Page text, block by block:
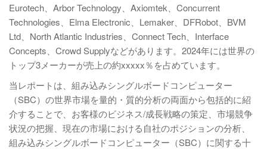
Eurotech、Arbor Technology、Axiomtek、Concurrent
Technologies、Elma Electronic、Lemaker、DFRobot、BVM
Ltd、North Atlantic Industries、Connect Tech、Interface
Concepts、Crowd Supplyなどがあります。2024年には世界の
トップ3メーカーが売上の約xxxxx％を占めています。
当レポートは、組み込みシングルボードコンピューター
（SBC）の世界市場を量的・質的分析の両面から包括的に紹
介することで、お客様のビジネス/成長戦略の策定、市場競争
状況の把握、現在の市場における自社のポジションの分析、
組み込みシングルボードコンピューター（SBC）に関する十